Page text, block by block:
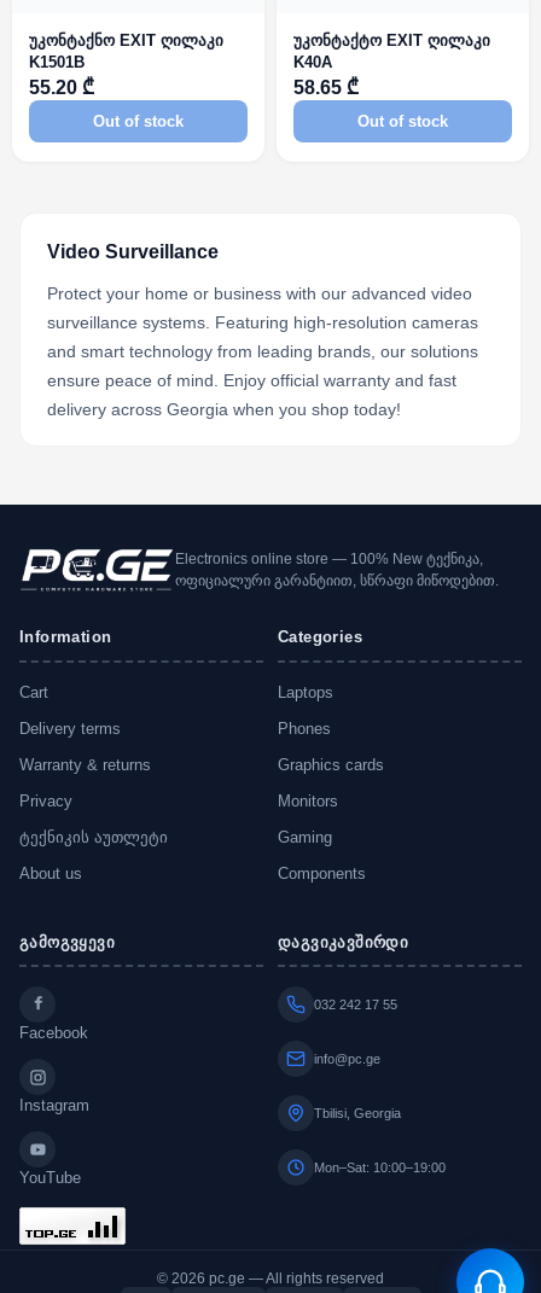
უკონტაქნო EXIT ღილაკი
K1501B
55.20 ₾
Out of stock
უკონტაქტო EXIT ღილაკი
K40A
58.65 ₾
Out of stock
Video Surveillance
Protect your home or business with our advanced video
surveillance systems. Featuring high-resolution cameras
and smart technology from leading brands, our solutions
ensure peace of mind. Enjoy official warranty and fast
delivery across Georgia when you shop today!
Electronics online store — 100% New ტექნიკა,
ოფიციალური გარანტიით, სწრაფი მიწოდებით.
Information
Cart
Delivery terms
Warranty & returns
Privacy
ტექნიკის აუთლეტი
About us
Categories
Laptops
Phones
Graphics cards
Monitors
Gaming
Components
გამოგვყევი
Facebook
Instagram
YouTube
დაგვიკავშირდი
032 242 17 55
info@pc.ge
Tbilisi, Georgia
Mon–Sat: 10:00–19:00
© 2026 pc.ge — All rights reserved